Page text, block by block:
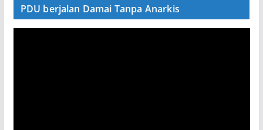
PDU berjalan Damai Tanpa Anarkis